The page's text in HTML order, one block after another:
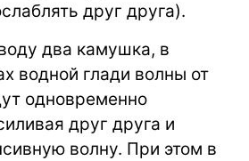
друг друга).
два камушка, в
водной глади волны от
одновременно
друг друга и
волну. При этом в